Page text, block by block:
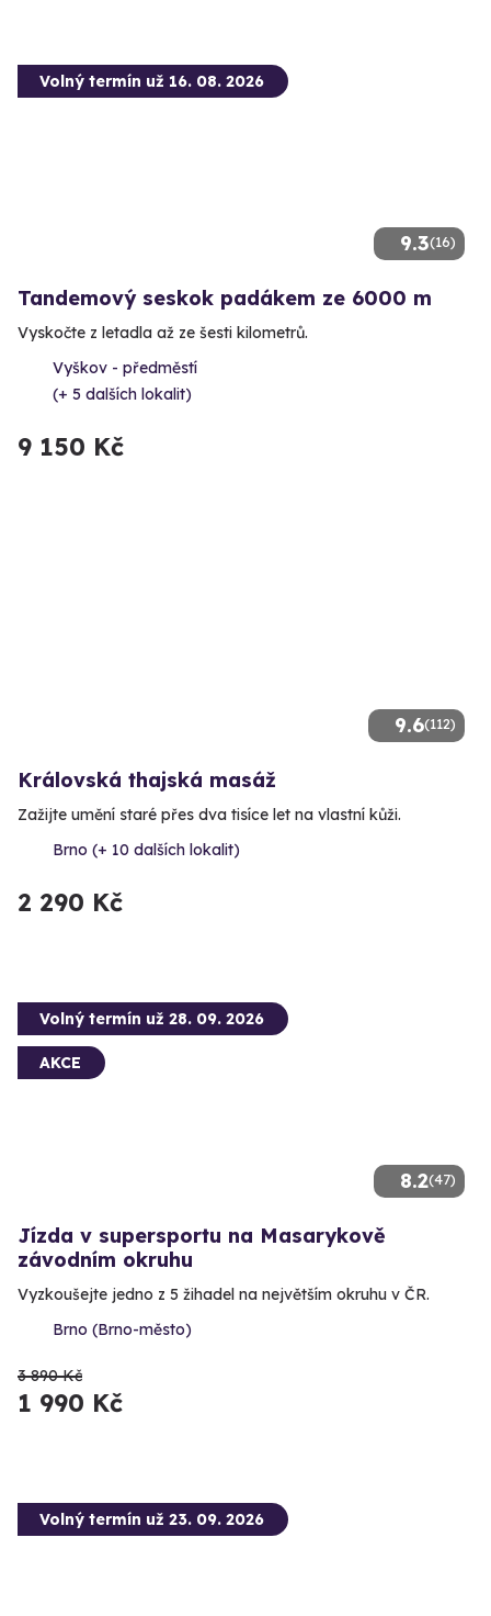
9.3(16)
Volný termín už 16. 08. 2026
Tandemový seskok padákem ze 6000 m
Vyskočte z letadla až ze šesti kilometrů.
Vyškov - předměstí
(+ 5 dalších lokalit)
9 150 Kč
9.6(112)
Královská thajská masáž
Zažijte umění staré přes dva tisíce let na vlastní kůži.
Brno (+ 10 dalších lokalit)
2 290 Kč
8.2(47)
Volný termín už 28. 09. 2026
AKCE
Jízda v supersportu na Masarykově
závodním okruhu
Vyzkoušejte jedno z 5 žihadel na největším okruhu v ČR.
Brno (Brno-město)
3 890 Kč
1 990 Kč
Volný termín už 23. 09. 2026